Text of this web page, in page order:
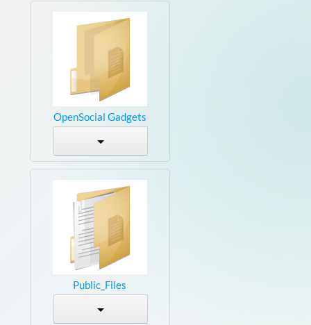
OpenSocial Gadgets
Public_Files